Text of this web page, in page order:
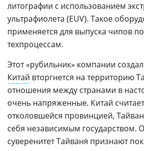
литографии с использованием
ультрафиолета (EUV). Такое
применяется для выпуска чипов
техпроцессам.
Этот «рубильник» компании
Китай вторгнется на территорию
отношения между странами в
очень напряженные. Китай
отколовшейся провинцией,
себя независимым государством.
суверенитет Тайваня признают